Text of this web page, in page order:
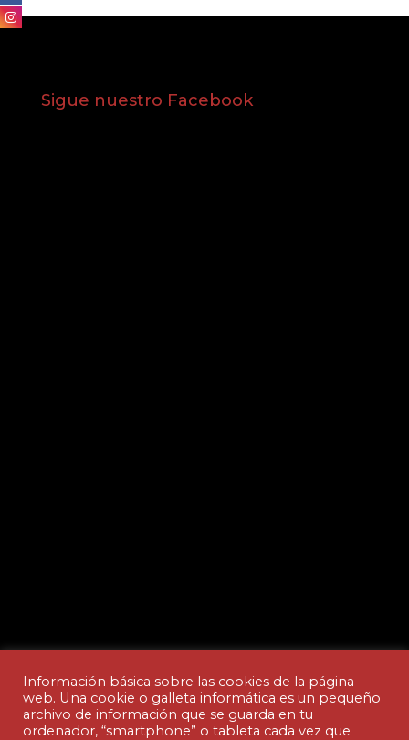
Sigue nuestro Facebook
Aviso legal y Política de privacidad
Información básica sobre las cookies de la página
web. Una cookie o galleta informática es un pequeño
archivo de información que se guarda en tu
ordenador, “smartphone” o tableta cada vez que